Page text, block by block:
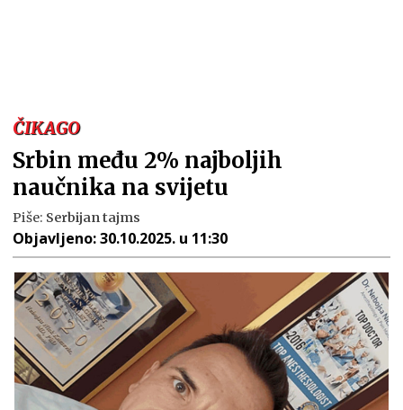
ČIKAGO
Srbin među 2% najboljih
naučnika na svijetu
Piše: Serbijan tajms
Objavljeno:30.10.2025. u 11:30